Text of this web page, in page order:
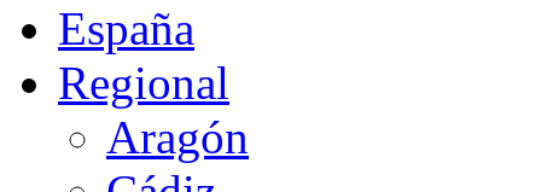
España
Regional
Aragón